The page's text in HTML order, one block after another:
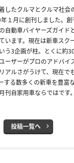
したクルマとクルマ社会
１月に創刊しました。
自動車バイヤーズガイド
います。現在は新車スク
う3企画が柱。とくに約
ーザーがプロのアドバイ
アルさがうけて、現在で
する数多くの新車を豊富
刊自家用車ならではです。
投稿一覧へ